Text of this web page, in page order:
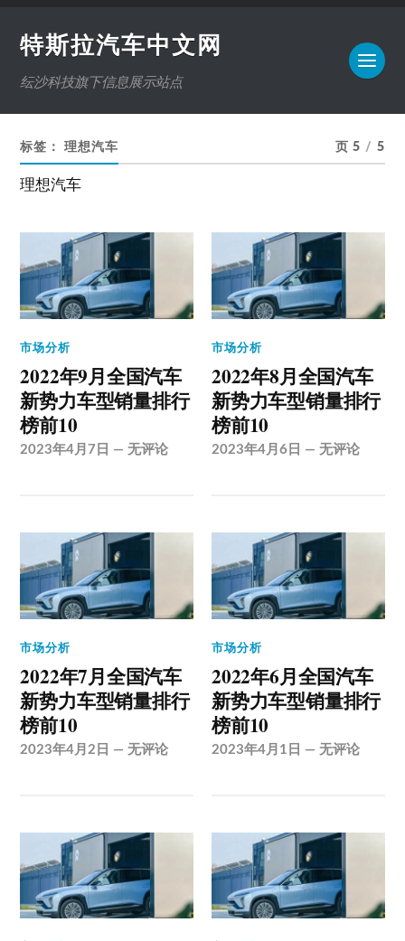
特斯拉汽车中文网
纭沙科技旗下信息展示站点
标签：理想汽车 页 5 / 5
理想汽车
市场分析
2022年9月全国汽车
新势力车型销量排行
榜前10
2023年4月7日 —无评论
市场分析
2022年8月全国汽车
新势力车型销量排行
榜前10
2023年4月6日 —无评论
市场分析
2022年7月全国汽车
新势力车型销量排行
榜前10
2023年4月2日 —无评论
市场分析
2022年6月全国汽车
新势力车型销量排行
榜前10
2023年4月1日 —无评论